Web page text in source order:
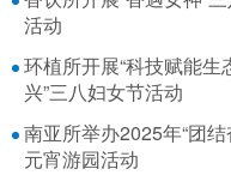
活动
环植所开展“科技赋能
兴”三八妇女节活动
南亚所举办2025年“团
元宵游园活动